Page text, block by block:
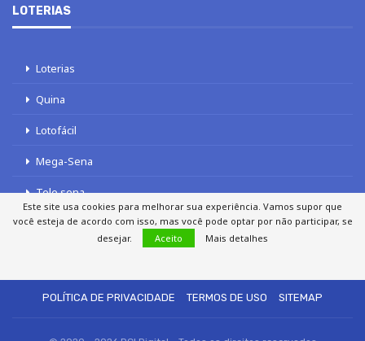
LOTERIAS
Loterias
Quina
Lotofácil
Mega-Sena
Tele sena
POLÍTICA DE PRIVACIDADE
TERMOS DE USO SITEMAP
Este site usa cookies para melhorar sua experiência. Vamos supor que
você esteja de acordo com isso, mas você pode optar por não participar, se
desejar.
Aceito Mais detalhes